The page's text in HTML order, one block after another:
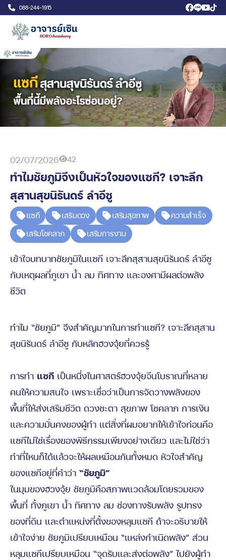
088-244-1915
02/07/2026 42
ทำไมชัยภูมิจึงเป็นหัวใจของแซกี? เจาะลึก
สุสานสุขนิรันดร์ ลำอีซู
แซกี เสริมดวง เสริมสุขภาพ
ความสำเร็จ
เสริมโชคลาภ
เสริมการงาน
เข้าใจบทบาทชัยภูมิในแซกี เจาะลึกสุสานสุขนิรันดร์ ลำอีซู
กับเหตุผลที่ภูเขา น้ำ ลม ทิศทาง และองศามีผลต่อพลัง
ชีวิต
ทำไม “ชัยภูมิ” จึงสำคัญมากในการทำแซกี? เจาะลึกสุสาน
สุขนิรันดร์ ลำอีซู กับหลักฮวงจุ้ยที่ควรรู้
การทำ แซกี เป็นหนึ่งในศาสตร์ฮวงจุ้ยจีนโบราณที่หลาย
คนให้ความสนใจ เพราะเชื่อว่าเป็นการจัดวางพลังของ
พื้นที่ให้ส่งเสริมชีวิต ดวงชะตา สุขภาพ โชคลาภ การเงิน
และความมั่นคงของผู้ทำ แต่สิ่งที่ผมอยากให้เข้าใจก่อนคือ
แซกีไม่ใช่เรื่องของพิธีกรรมเพียงอย่างเดียว และไม่ใช่ว่า
ทำที่ไหนก็ได้แล้วจะให้ผลเหมือนกันทั้งหมด หัวใจสำคัญ
ของแซกีอยู่ที่คำว่า “ชัยภูมิ”
ในมุมของฮวงจุ้ย ชัยภูมิคือสภาพแวดล้อมโดยรวมของ
พื้นที่ ทั้งภูเขา น้ำ ทิศทาง ลม ช่องทางรับพลัง รูปทรง
ของที่ดิน และตำแหน่งที่ตั้งของหลุมแซกี ถ้าจะอธิบายให้
เข้าใจง่าย ชัยภูมิเปรียบเหมือน “แหล่งกำเนิดพลัง” ส่วน
หลุมแซกีเปรียบเหมือน “จุดรับและส่งต่อพลัง” ไปยังผู้ทำ